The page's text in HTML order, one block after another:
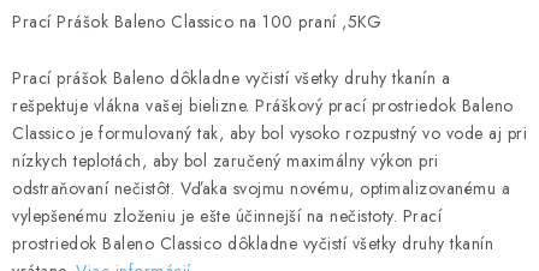
LED SVIEČKY
DISTRIBÚCIA - B2B SPOLUPRÁCA
KONTAKTY
CENY A SPÔSOBY DOPRAVY
UPRATOVACIE SLUŽBY
Prací Prášok Baleno Classico na 100 praní ,5KG
Prací prášok Baleno dôkladne vyčistí všetky druhy tkanín a
rešpektuje vlákna vašej bielizne. Práškový prací prostriedok Baleno
Classico je formulovaný tak, aby bol vysoko rozpustný vo vode aj pri
nízkych teplotách, aby bol zaručený maximálny výkon pri
odstraňovaní nečistôt. Vďaka svojmu novému, optimalizovanému a
vylepšenému zloženiu je ešte účinnejší na nečistoty. Prací
prostriedok Baleno Classico dôkladne vyčistí všetky druhy tkanín